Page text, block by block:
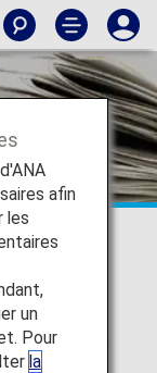
(from
greater peace
afin
les
un
Pour
la